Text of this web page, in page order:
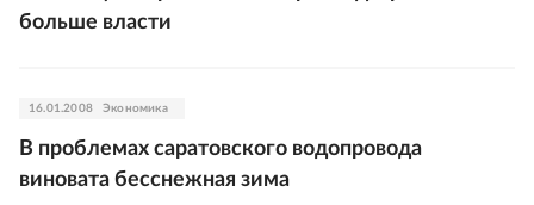
больше власти
16.01.2008 Экономика
В проблемах саратовского водопровода
виновата бесснежная зима